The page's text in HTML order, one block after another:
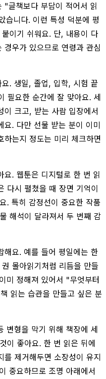
"글책보다 부담이 적어서 읽
습니다. 이런 특성 덕분에 평
이기 쉬워요. 단, 내용이 다
우가 있으므로 연령과 관심
. 생일, 졸업, 입학, 시험 끝
필요한 순간에 잘 맞아요. 세
이 크고, 받는 사람 입장에서
요. 다만 선물 받는 분이 이미
는지 정도는 미리 체크하면
요. 웹툰은 디지털로 한 번 읽
다시 펼쳤을 때 장면 기억이
. 특히 감정선이 중요한 작품
해석이 달라져서 두 번째 감
해요. 예를 들어 평일에는 한
몰아읽기처럼 리듬을 만들
미 정해져 있어서 "무엇부터
읽는 습관을 만들고 싶은 분
변형을 막기 위해 책장에 세
이 좋아요. 한 번 읽은 뒤에
제거해두면 소장성이 유지
중요하므로 조명 아래에서